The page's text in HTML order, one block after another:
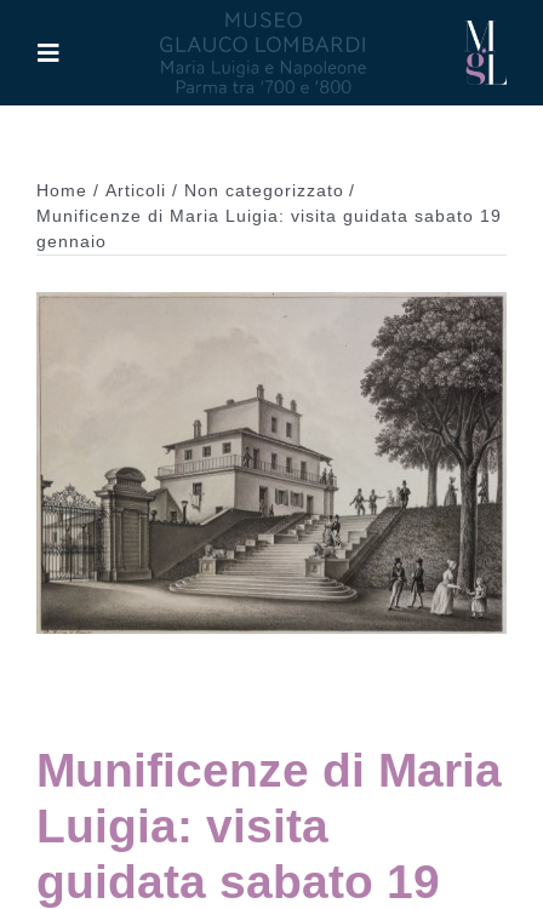
contenuto
Toggle
Maria Luigia d’Asburgo
Glauco Lombardi
Pubblicazioni
Collezione
Accessibilità
Home Articoli
Non categorizzato
Munificenze di Maria Luigia: visita guidata sabato 19
gennaio
Munificenze di Maria
Luigia: visita
guidata sabato 19